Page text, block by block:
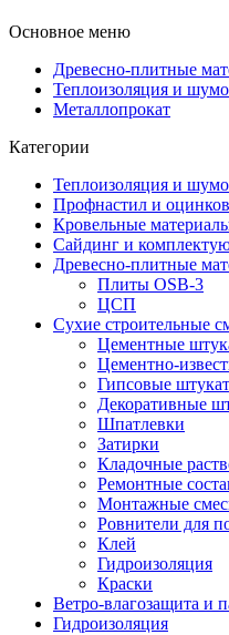
Основное меню
Древесно-плитные
Теплоизоляция и
Металлопрокат
Категории
Теплоизоляция и
Профнастил и
Кровельные
Сайдинг и
Древесно-плитные
Плиты OSB-3
ЦСП
Сухие строительные
Цементные
Цементно-
Гипсовые
Декоративные
Шпатлевки
Затирки
Кладочные
Ремонтные
Монтажные
Ровнители для
Клей
Гидроизоляция
Краски
Ветро-влагозащита и
Гидроизоляция